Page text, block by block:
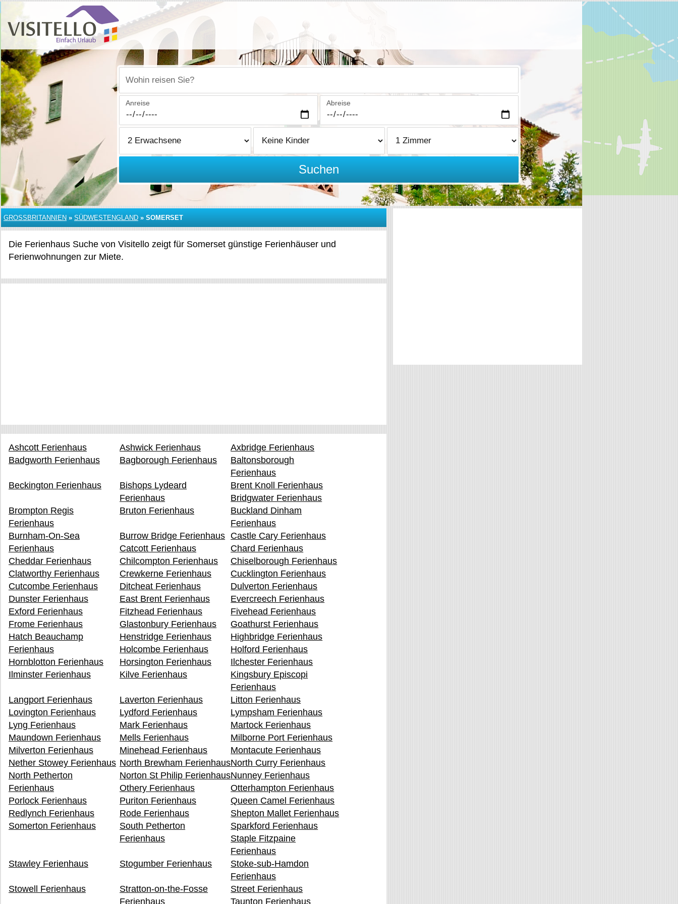
Wohin reisen Sie?
Anreise Abreise
Suchen
GROSSBRITANNIEN » SÜDWESTENGLAND » SOMERSET
Die Ferienhaus Suche von Visitello zeigt für Somerset günstige Ferienhäuser und
Ferienwohnungen zur Miete.
Ashcott Ferienhaus Ashwick Ferienhaus
Axbridge Ferienhaus
Badgworth Ferienhaus
Bagborough Ferienhaus
Baltonsborough
Ferienhaus
Beckington Ferienhaus
Bishops Lydeard
Ferienhaus
Brent Knoll Ferienhaus
Bridgwater Ferienhaus
Brompton Regis
Ferienhaus
Bruton Ferienhaus
Buckland Dinham
Ferienhaus
Burnham-On-Sea
Ferienhaus
Burrow Bridge Ferienhaus Castle Cary Ferienhaus
Catcott Ferienhaus
Chard Ferienhaus
Cheddar Ferienhaus
Chilcompton Ferienhaus
Chiselborough Ferienhaus
Clatworthy Ferienhaus
Crewkerne Ferienhaus
Cucklington Ferienhaus
Cutcombe Ferienhaus
Ditcheat Ferienhaus
Dulverton Ferienhaus
Dunster Ferienhaus
East Brent Ferienhaus
Evercreech Ferienhaus
Exford Ferienhaus
Fitzhead Ferienhaus
Fivehead Ferienhaus
Frome Ferienhaus
Glastonbury Ferienhaus
Goathurst Ferienhaus
Hatch Beauchamp
Ferienhaus
Henstridge Ferienhaus
Highbridge Ferienhaus
Holcombe Ferienhaus
Holford Ferienhaus
Hornblotton Ferienhaus
Horsington Ferienhaus
Ilchester Ferienhaus
Ilminster Ferienhaus
Kilve Ferienhaus
Kingsbury Episcopi
Ferienhaus
Langport Ferienhaus
Laverton Ferienhaus
Litton Ferienhaus
Lovington Ferienhaus
Lydford Ferienhaus
Lympsham Ferienhaus
Lyng Ferienhaus
Mark Ferienhaus
Martock Ferienhaus
Maundown Ferienhaus
Mells Ferienhaus
Milborne Port Ferienhaus
Milverton Ferienhaus
Minehead Ferienhaus
Montacute Ferienhaus
Nether Stowey Ferienhaus North Brewham FerienhausNorth Curry Ferienhaus
North Petherton
Ferienhaus
Norton St Philip FerienhausNunney Ferienhaus
Othery Ferienhaus
Otterhampton Ferienhaus
Porlock Ferienhaus
Puriton Ferienhaus
Queen Camel Ferienhaus
Redlynch Ferienhaus
Rode Ferienhaus
Shepton Mallet Ferienhaus
Somerton Ferienhaus
South Petherton
Ferienhaus
Sparkford Ferienhaus
Staple Fitzpaine
Ferienhaus
Stawley Ferienhaus
Stogumber Ferienhaus
Stoke-sub-Hamdon
Ferienhaus
Stowell Ferienhaus
Stratton-on-the-Fosse
Ferienhaus
Street Ferienhaus
Taunton Ferienhaus